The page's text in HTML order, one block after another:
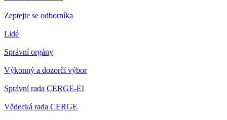
Zeptejte se odborníka
Lidé
Správní orgány
Výkonný a dozorčí výbor
Správní rada CERGE-EI
Vědecká rada CERGE